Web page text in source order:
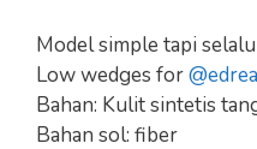
Model simple tapi
Low wedges for
Bahan: Kulit sintetis
Bahan sol: fiber